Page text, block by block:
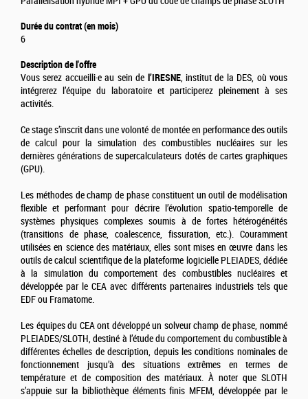
Durée du contrat (en mois)
6
Description de l'offre
Vous serez accueilli·e au sein de l’IRESNE, institut de la DES, où vous
intégrerez l’équipe du laboratoire et participerez pleinement à ses
activités.
Ce stage s’inscrit dans une volonté de montée en performance des outils
de calcul pour la simulation des combustibles nucléaires sur les
dernières générations de supercalculateurs dotés de cartes graphiques
(GPU).
Les méthodes de champ de phase constituent un outil de modélisation
flexible et performant pour décrire l’évolution spatio-temporelle de
systèmes physiques complexes soumis à de fortes hétérogénéités
(transitions de phase, coalescence, fissuration, etc.). Couramment
utilisées en science des matériaux, elles sont mises en œuvre dans les
outils de calcul scientifique de la plateforme logicielle PLEIADES, dédiée
à la simulation du comportement des combustibles nucléaires et
développée par le CEA avec différents partenaires industriels tels que
EDF ou Framatome.
Les équipes du CEA ont développé un solveur champ de phase, nommé
PLEIADES/SLOTH, destiné à l’étude du comportement du combustible à
différentes échelles de description, depuis les conditions nominales de
fonctionnement jusqu’à des situations extrêmes en termes de
température et de composition des matériaux. À noter que SLOTH
s’appuie sur la bibliothèque éléments finis MFEM, développée par le